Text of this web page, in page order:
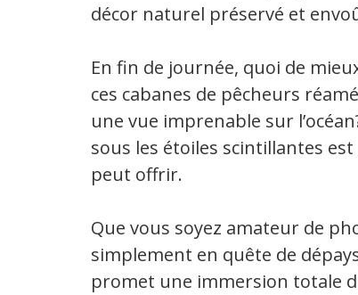
décor naturel préservé et
En fin de journée, quoi de
ces cabanes de pêcheurs
une vue imprenable sur
sous les étoiles scintillantes
peut offrir.
Que vous soyez amateur de
simplement en quête de
promet une immersion totale